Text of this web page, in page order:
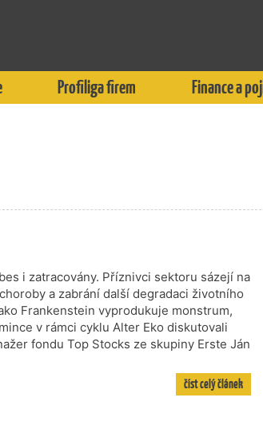
Profiliga firem Finance a
i zatracovány. Příznivci sektoru sázejí na
a zabrání další degradaci životního
Frankenstein vyprodukuje monstrum,
v rámci cyklu Alter Eko diskutovali
fondu Top Stocks ze skupiny Erste Ján
číst celý článek